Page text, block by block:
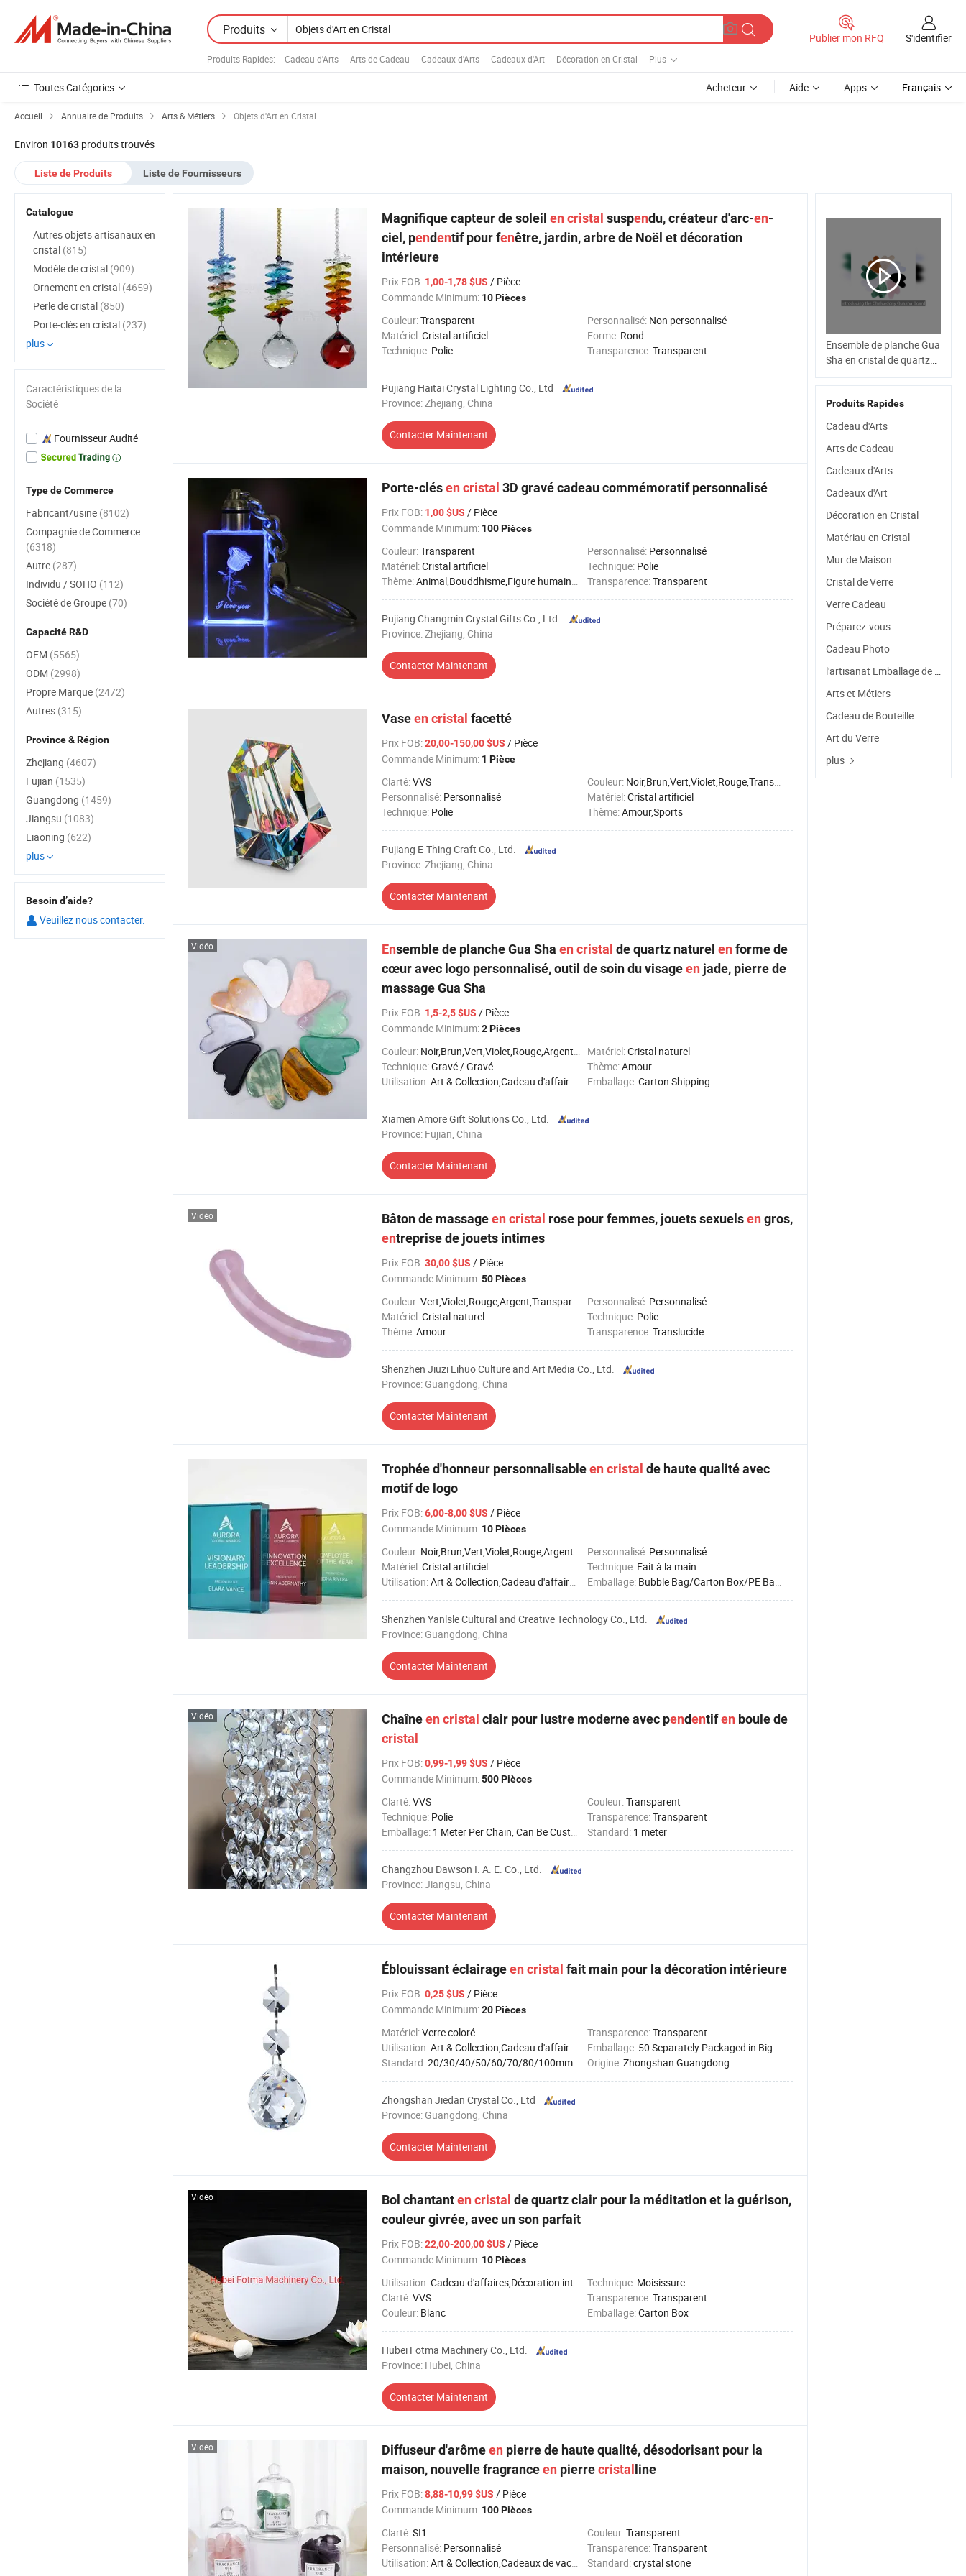
Produits
Produits Rapides: Cadeau d'Arts Arts de Cadeau Cadeaux d'Arts Cadeaux d'Art Décoration en Cristal Plus
Publier mon RFQ S'identifier
Toutes Catégories Acheteur Aide Apps Français
Accueil Annuaire de Produits Arts & Métiers Objets d'Art en Cristal
Environ 10163 produits trouvés
Liste de Produits Liste de Fournisseurs
Magnifique capteur de soleil encristal suspendu, créateur d'arc-en-
ciel, pendentif pour fenêtre, jardin, arbre de Noël et décoration
intérieure
Prix FOB: 1,00-1,78 $US / Pièce
Commande Minimum: 10 Pièces
Couleur:Transparent Personnalisé: Non personnalisé
Matériel:Cristal artificiel Forme: Rond
Technique: Polie Transparence:Transparent
Pujiang Haitai Crystal Lighting Co., Ltd
Province: Zhejiang, China
Contacter Maintenant
Porte-clésencristal 3D gravé cadeau commémoratif personnalisé
Prix FOB: 1,00 $US / Pièce
Commande Minimum: 100 Pièces
Couleur:Transparent Personnalisé: Personnalisé
Matériel:Cristal artificiel Technique: Polie
Thème:Animal,Bouddhisme,Figure humaine,Amour,Sports Transparence:Transparent
Pujiang Changmin Crystal Gifts Co., Ltd.
Province: Zhejiang, China
Contacter Maintenant
Vaseencristal facetté
Prix FOB:20,00-150,00 $US / Pièce
Commande Minimum: 1 Pièce
Clarté:VVS Couleur: Noir,Brun,Vert,Violet,Rouge,Transparent,Blanc,Jaune
Personnalisé: Personnalisé Matériel:Cristal artificiel
Technique: Polie Thème:Amour,Sports
Pujiang E-Thing Craft Co., Ltd.
Province: Zhejiang, China
Contacter Maintenant
Ensemble de planche Gua Sha encristal de quartz naturel enforme de
cœur avec logo personnalisé, outil de soin du visageen jade, pierre de
massage Gua Sha
Prix FOB: 1,5-2,5 $US / Pièce
Commande Minimum:2 Pièces
Couleur: Noir,Brun,Vert,Violet,Rouge,Argent,Transparent,Blanc,Jaune Matériel:Cristal naturel
Technique:Gravé / Gravé Thème:Amour
Utilisation:Art & Collection,Cadeau d'affaires,Cadeaux de vacances,Décoration intérieure,Souvenir Emballage:Carton Shipping
Xiamen Amore Gift Solutions Co., Ltd.
Province: Fujian, China
Contacter Maintenant
Vidéo
Bâton de massageencristal rose pour femmes, jouets sexuelsengros,
entreprise de jouets intimes
Prix FOB:30,00 $US / Pièce
Commande Minimum:50 Pièces
Couleur:Vert,Violet,Rouge,Argent,Transparent,Blanc,Jaune Personnalisé: Personnalisé
Matériel:Cristal naturel Technique: Polie
Thème:Amour Transparence:Translucide
Shenzhen Jiuzi Lihuo Culture and Art Media Co., Ltd.
Province: Guangdong, China
Contacter Maintenant
Vidéo
Trophée d'honneur personnalisableencristal de haute qualité avec
motif de logo
Prix FOB:6,00-8,00 $US / Pièce
Commande Minimum: 10 Pièces
Couleur: Noir,Brun,Vert,Violet,Rouge,Argent,Transparent,Blanc,Jaune Personnalisé: Personnalisé
Matériel:Cristal artificiel Technique: Fait à la main
Utilisation:Art & Collection,Cadeau d'affaires,Cadeaux de vacances,Décoration intérieure,Souvenir Emballage: Bubble Bag/Carton Box/PE Bag/OPP Bag
Shenzhen Yanlsle Cultural and Creative Technology Co., Ltd.
Province: Guangdong, China
Contacter Maintenant
Chaîneencristal clair pour lustre moderne avec pendentifen boule de
cristal
Prix FOB:0,99-1,99 $US / Pièce
Commande Minimum:500 Pièces
Clarté:VVS Couleur:Transparent
Technique: Polie Transparence:Transparent
Emballage: 1 Meter Per Chain, Can Be Customized Standard: 1 meter
Changzhou Dawson I. A. E. Co., Ltd.
Province: Jiangsu, China
Contacter Maintenant
Vidéo
Éblouissant éclairageencristal fait main pour la décoration intérieure
Prix FOB:0,25 $US / Pièce
Commande Minimum:20 Pièces
Matériel:Verre coloré Transparence:Transparent
Utilisation:Art & Collection,Cadeau d'affaires,Décoration intérieure Emballage: 50 Separately Packaged in Big Box
Standard:20/30/40/50/60/70/80/100mm Origine:Zhongshan Guangdong
Zhongshan Jiedan Crystal Co., Ltd
Province: Guangdong, China
Contacter Maintenant
Bol chantantencristal de quartz clair pour la méditation et la guérison,
couleur givrée, avec un son parfait
Prix FOB:22,00-200,00 $US / Pièce
Commande Minimum: 10 Pièces
Utilisation:Cadeau d'affaires,Décoration intérieure,Art & Collection Technique: Moisissure
Clarté:VVS Transparence:Transparent
Couleur: Blanc Emballage:Carton Box
Hubei Fotma Machinery Co., Ltd.
Province: Hubei, China
Contacter Maintenant
Vidéo
Diffuseur d'arômeen pierre de haute qualité, désodorisant pour la
maison, nouvelle fragranceen pierrecristal line
Prix FOB:8,88-10,99 $US / Pièce
Commande Minimum: 100 Pièces
Clarté:SI1 Couleur:Transparent
Personnalisé: Personnalisé Transparence:Transparent
Utilisation:Art & Collection,Cadeaux de vacances,Décoration intérieure Standard:crystal stone
Vidéo
Ensemble de planche Gua
Sha en cristal de quartz
naturel en forme de cœur
avec logo personnalisé,
outil de soin du visage en
jade, pierre de massage
Produits Rapides
Cadeau d'Arts
Arts de Cadeau
Cadeaux d'Arts
Cadeaux d'Art
Décoration en Cristal
Matériau en Cristal
Mur de Maison
Cristal de Verre
Verre Cadeau
Préparez-vous
Cadeau Photo
l'artisanat Emballage de Cadeau
Arts et Métiers
Cadeau de Bouteille
Art du Verre
plus
Catalogue
Autres objets artisanaux en
cristal (815)
Modèle de cristal (909)
Ornement en cristal (4659)
Perle de cristal (850)
Porte-clés en cristal (237)
plus
Caractéristiques de la
Société
Fournisseur Audité
Type de Commerce
Fabricant/usine (8102)
Compagnie de Commerce
(6318)
Autre (287)
Individu / SOHO (112)
Société de Groupe (70)
Capacité R&D
OEM (5565)
ODM (2998)
Propre Marque (2472)
Autres (315)
Province & Région
Zhejiang (4607)
Fujian (1535)
Guangdong (1459)
Jiangsu (1083)
Liaoning (622)
plus
Besoin d’aide?
Veuillez nous contacter.